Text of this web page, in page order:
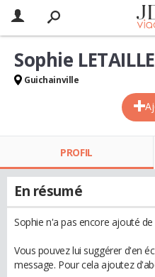
Sophie
Guichainville
PROFIL
En résumé
Sophie n'a pas encore ajouté
Vous pouvez lui suggérer d'en
message. Pour cela ajoutez